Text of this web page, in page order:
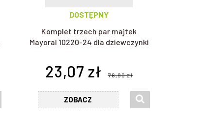
DOSTĘPNY
Komplet trzech par majtek
Mayoral 10220-24 dla dziewczynki
23,07 zł 76,90 zł
ZOBACZ